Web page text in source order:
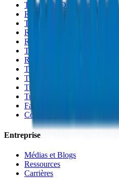
Tuyaux de Drainage UPVC
Raccords de Drainage UPVC
Tuyaux PVC Haute Pression
Raccords PVC Haute Pression
Raccords PVC SCH 40
Tuyaux de Gaine PVC
Raccords de Gaine PVC
Tuyaux Conduit PVC
Tuyaux PP-R
Tuyaux HDPE
Tuyaux PEX
Fabrications et Accessoires
Colles et Solvants
Entreprise
Médias et Blogs
Ressources
Carrières